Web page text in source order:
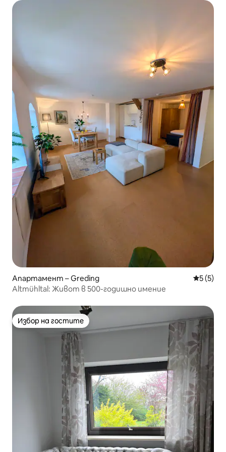
Апартамент – Greding Средна
5 (5)
Altmühltal: Живот в 500-годишно имение
Избор на гостите
Избор на гостите